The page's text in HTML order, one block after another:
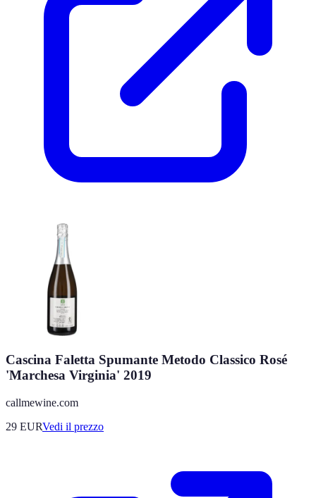
Cascina Faletta Spumante Metodo Classico Rosé
'Marchesa Virginia' 2019
callmewine.com
29 EURVedi il prezzo